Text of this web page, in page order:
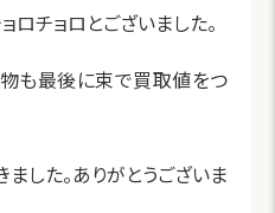
ロチョロとございました。
も最後に束で買取値をつ
した。ありがとうございま